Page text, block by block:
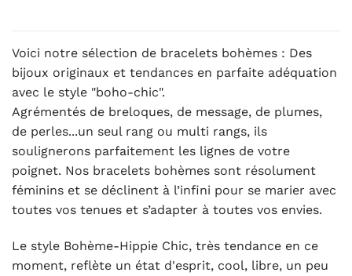
Voici notre sélection de bracelets bohèmes : Des
bijoux originaux et tendances en parfaite adéquation
avec le style "boho-chic".
Agrémentés de breloques, de message, de plumes,
de perles...un seul rang ou multi rangs, ils
soulignerons parfaitement les lignes de votre
poignet. Nos bracelets bohèmes sont résolument
féminins et se déclinent à l’infini pour se marier avec
toutes vos tenues et s’adapter à toutes vos envies.
Le style Bohème-Hippie Chic, très tendance en ce
moment, reflète un état d'esprit, cool, libre, un peu